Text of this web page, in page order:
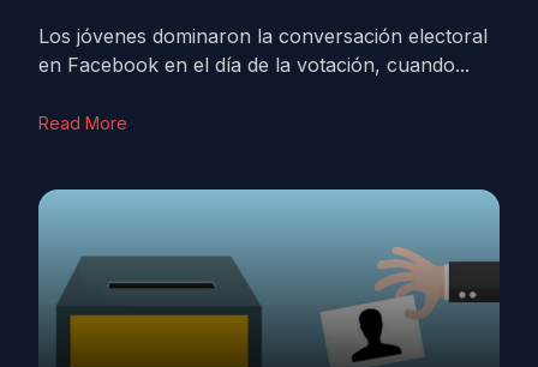
Los jóvenes dominaron la conversación electoral
en Facebook en el día de la votación, cuando...
Read More